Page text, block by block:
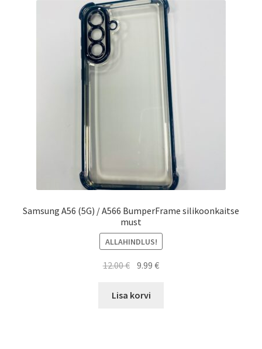
Samsung A56 (5G) / A566 BumperFrame silikoonkaitse
must
ALLAHINDLUS!
12.00€ Algne
oli:
9.99€Current
Lisa korvi